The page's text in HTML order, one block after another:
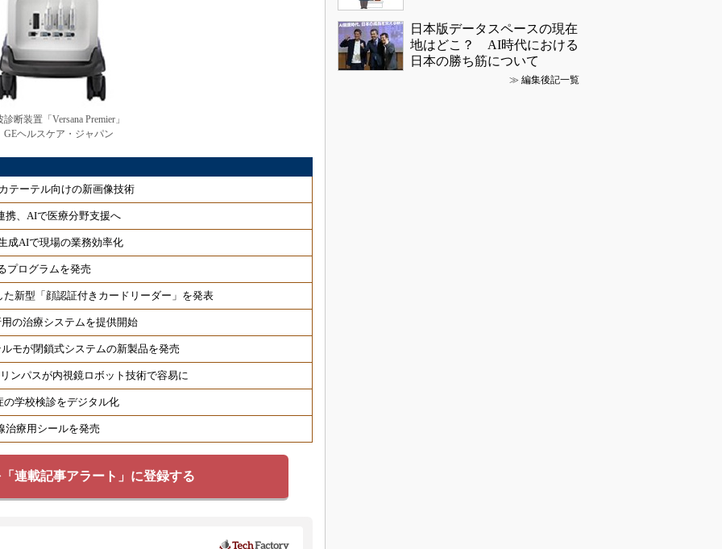
断装置「Versana Premier」
GEヘルスケア・ジャパン
テーテル向けの新画像技術
携、AIで医療分野支援へ
成AIで現場の業務効率化
プログラムを発売
新型「顔認証付きカードリーダー」を発表
の治療システムを提供開始
モが閉鎖式システムの新製品を発売
ンパスが内視鏡ロボット技術で容易に
学校検診をデジタル化
治療用シールを発売
連載記事アラート」に登録する
日本版データスペースの現在
地はどこ？ AI時代における
日本の勝ち筋について
≫ 編集後記一覧